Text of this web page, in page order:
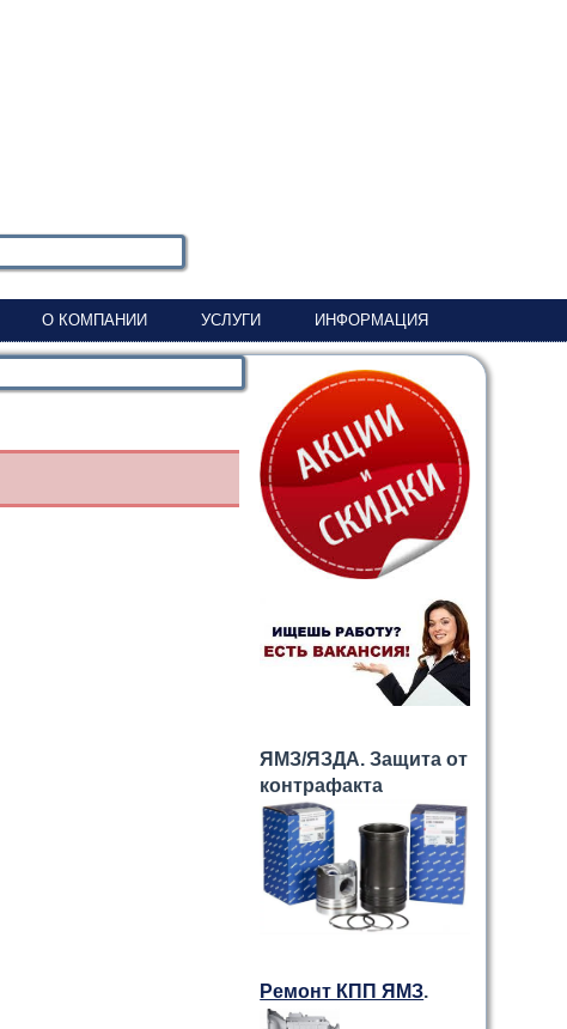
О КОМПАНИИ УСЛУГИ ИНФОРМАЦИЯ
ЯМЗ/ЯЗДА. Защита от
контрафакта
Ремонт КПП ЯМЗ.